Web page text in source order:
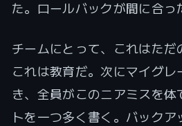
た。ロールバックが間に合っ
チームにとって、これはただ
これは教育だ。次にマイグレ
き、全員がこのニアミスを体
トを一つ多く書く。バック